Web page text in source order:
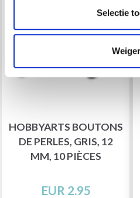
Selectie
HOBBYARTS BOUTONS
DE PERLES, GRIS, 12
MM, 10 PIÈCES
EUR 2.95